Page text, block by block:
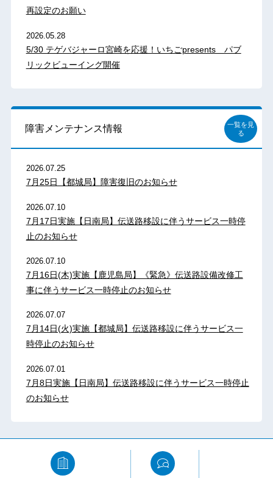
再設定のお願い
2026.05.28
5/30 テゲバジャーロ宮崎を応援！いちごpresents パブ
リックビューイング開催
障害メンテナンス情報
一覧を見
る
2026.07.25
7月25日【都城局】障害復旧のお知らせ
2026.07.10
7月17日実施【日南局】伝送路移設に伴うサービス一時停
止のお知らせ
2026.07.10
7月16日(木)実施【鹿児島局】《緊急》伝送路設備改修工
事に伴うサービス一時停止のお知らせ
2026.07.07
7月14日(火)実施【都城局】伝送路移設に伴うサービス一
時停止のお知らせ
2026.07.01
7月8日実施【日南局】伝送路移設に伴うサービス一時停止
のお知らせ